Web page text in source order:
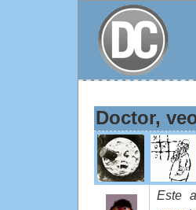
Doctor,
Este